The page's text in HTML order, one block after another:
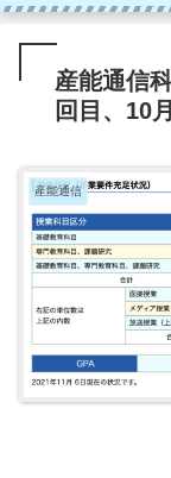
産能通信
回目、10
産能通信